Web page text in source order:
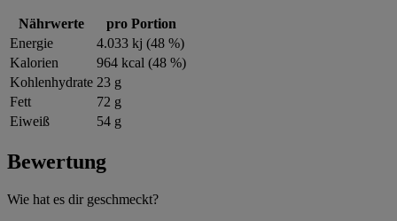
Nährwerte
pro Portion
Energie
4.033 kj (48 %)
Kalorien
964 kcal (48 %)
Kohlenhydrate 23 g
Fett
72 g
Eiweiß
54 g
Bewertung
Wie hat es dir geschmeckt?